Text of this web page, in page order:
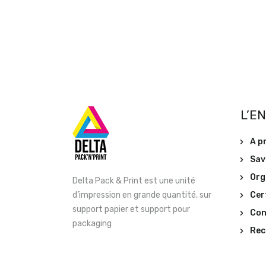
Delta Pack & Print est une unité
d’impression en grande quantité, sur
support papier et support pour
packaging
A